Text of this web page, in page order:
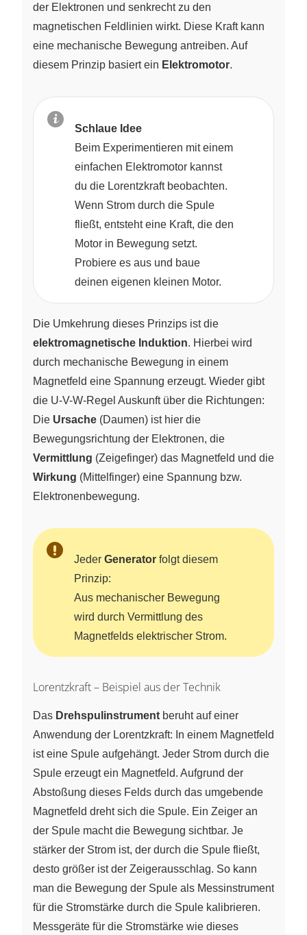
der Elektronen und senkrecht zu den
magnetischen Feldlinien wirkt. Diese Kraft kann
eine mechanische Bewegung antreiben. Auf
diesem Prinzip basiert ein Elektromotor.
Schlaue Idee
Beim Experimentieren mit einem
einfachen Elektromotor kannst
du die Lorentzkraft beobachten.
Wenn Strom durch die Spule
fließt, entsteht eine Kraft, die den
Motor in Bewegung setzt.
Probiere es aus und baue
deinen eigenen kleinen Motor.
Die Umkehrung dieses Prinzips ist die
elektromagnetische Induktion. Hierbei wird
durch mechanische Bewegung in einem
Magnetfeld eine Spannung erzeugt. Wieder gibt
die U-V-W-Regel Auskunft über die Richtungen:
Die Ursache (Daumen) ist hier die
Bewegungsrichtung der Elektronen, die
Vermittlung (Zeigefinger) das Magnetfeld und die
Wirkung (Mittelfinger) eine Spannung bzw.
Elektronenbewegung.
Jeder Generator folgt diesem
Prinzip:
Aus mechanischer Bewegung
wird durch Vermittlung des
Magnetfelds elektrischer Strom.
Lorentzkraft – Beispiel aus der Technik
Das Drehspulinstrument beruht auf einer
Anwendung der Lorentzkraft: In einem Magnetfeld
ist eine Spule aufgehängt. Jeder Strom durch die
Spule erzeugt ein Magnetfeld. Aufgrund der
Abstoßung dieses Felds durch das umgebende
Magnetfeld dreht sich die Spule. Ein Zeiger an
der Spule macht die Bewegung sichtbar. Je
stärker der Strom ist, der durch die Spule fließt,
desto größer ist der Zeigerausschlag. So kann
man die Bewegung der Spule als Messinstrument
für die Stromstärke durch die Spule kalibrieren.
Messgeräte für die Stromstärke wie dieses